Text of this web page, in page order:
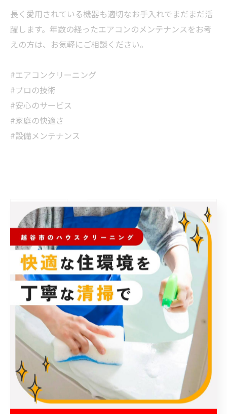
長く愛用されている機器も適切なお手入れでまだまだ活
躍します。年数の経ったエアコンのメンテナンスをお考
えの方は、お気軽にご相談ください。
#エアコンクリーニング
#プロの技術
#安心のサービス
#家庭の快適さ
#設備メンテナンス
< 前のページ 一覧に戻る 次のページ >
カテゴリー Categories
全てのカテゴリー
エアコン
春日部市のハウスクリーニング
草加市のハウスクリーニング
松伏町のハウスクリーニング
吉川市のハウスクリーニング
お客様の声